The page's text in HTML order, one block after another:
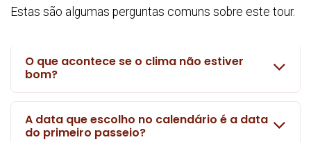
Estas são algumas perguntas comuns sobre este tour.
O que acontece se o clima não estiver
bom?
A data que escolho no calendário é a data
do primeiro passeio?